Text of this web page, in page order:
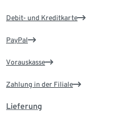
Debit- und Kreditkarte
PayPal
Vorauskasse
Zahlung in der Filiale
Lieferung